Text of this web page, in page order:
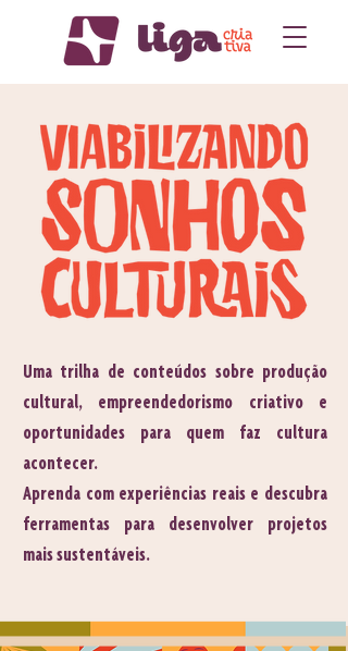
Uma trilha de conteúdos sobre produção
cultural, empreendedorismo criativo e
oportunidades para quem faz cultura
acontecer.
Aprenda com experiências reais e descubra
ferramentas para desenvolver projetos
mais sustentáveis.